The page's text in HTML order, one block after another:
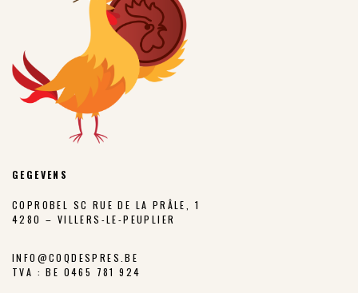
GEGEVENS
COPROBEL SC RUE DE LA PRÂLE, 1
4280 – VILLERS-LE-PEUPLIER
INFO@COQDESPRES.BE
TVA : BE 0465 781 924